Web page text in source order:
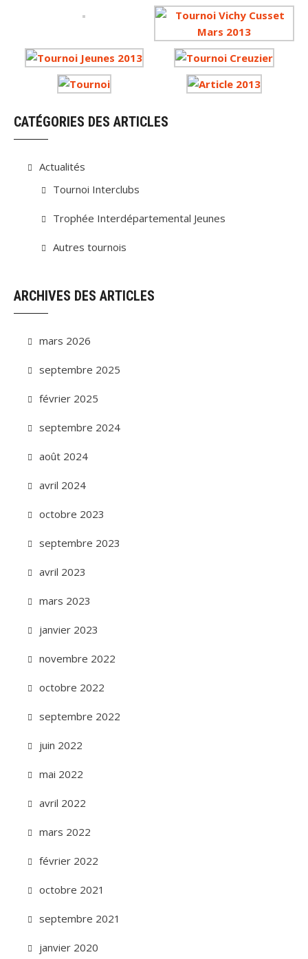
CATÉGORIES DES ARTICLES
Actualités
Tournoi Interclubs
Trophée Interdépartemental Jeunes
Autres tournois
ARCHIVES DES ARTICLES
mars 2026
septembre 2025
février 2025
septembre 2024
août 2024
avril 2024
octobre 2023
septembre 2023
avril 2023
mars 2023
janvier 2023
novembre 2022
octobre 2022
septembre 2022
juin 2022
mai 2022
avril 2022
mars 2022
février 2022
octobre 2021
septembre 2021
janvier 2020